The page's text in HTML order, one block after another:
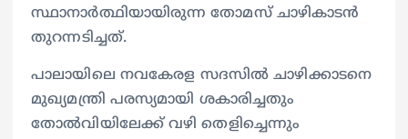
സ്ഥാനാർത്ഥിയായിരുന്ന തോമസ് ചാഴികാടൻ
തുറന്നടിച്ചത്.
പാലായിലെ നവകേരള സദസിൽ ചാഴിക്കാടനെ
മുഖ്യമന്ത്രി പരസ്യമായി ശകാരിച്ചതും
തോൽവിയിലേക്ക് വഴി തെളിച്ചെന്നും